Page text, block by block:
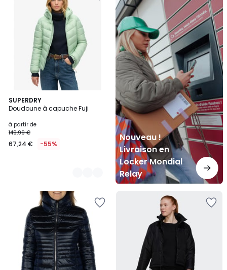
SUPERDRY
Doudoune à capuche Fuji
à partir de
149,99 €
67,24 € -55%
3
Couleurs
Nouveau !
Livraison en
Locker Mondial
Relay
Livraison
en
Locker
Mondial
Relay